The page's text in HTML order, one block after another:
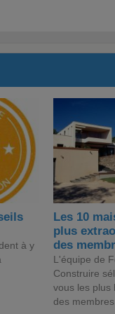
à y
Les 10
plus
des
L'équipe de
Construire
vous les plus
des membres